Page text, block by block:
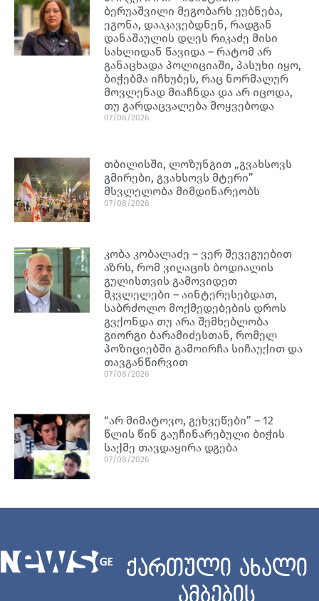
ბერუაშვილი მეგობარს ეუბნება,
ეგონა, დააკავებდნენ, რადგან
დანაშაულის დღეს რიკაძე მისი
სახლიდან წავიდა – რატომ არ
განაცხადა პოლიციაში, პასუხი იყო,
ბიჭებმა იჩხუბეს, რაც ნორმალურ
მოვლენად მიაჩნდა და არ იცოდა,
თუ გარდაცვალება მოყვებოდა
07/08/2026
თბილისში, ლოზუნგით „გვახსოვს
გმირები, გვახსოვს მტერი”
მსვლელობა მიმდინარეობს
07/08/2026
კობა კობალაძე – ვერ შევეგუებით
აზრს, რომ ვიღაცის ბოდიალის
გულისთვის გამოვიდეთ
მკვლელები – აინტერესებდათ,
საბრძოლო მოქმედებების დროს
გვქონდა თუ არა შემხებლობა
გიორგი ბარამიძესთან, რომელ
პოზიციებში გამოირჩა სიჩაუქით და
თავგანწირვით
07/08/2026
“არ მიმატოვო, გეხვეწები” – 12
წლის წინ გაუჩინარებული ბიჭის
საქმე თავდაყირა დგება
07/08/2026
ქართული ახალი
ამბების